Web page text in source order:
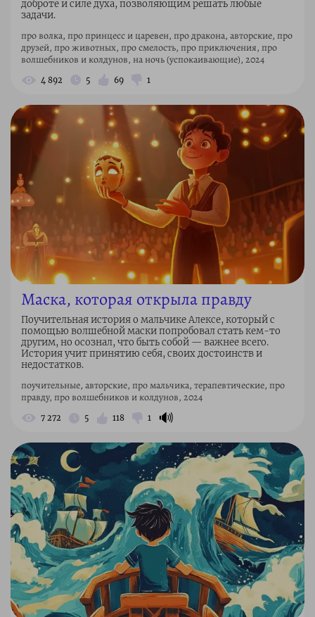
доброте и силе духа, позволяющим решать любые
задачи.
про волка, про принцесс и царевен, про дракона, авторские, про
друзей, про животных, про смелость, про приключения, про
волшебников и колдунов, на ночь (успокаивающие), 2024
4 892 5 69 1
Маска, которая открыла правду
Поучительная история о мальчике Алексе, который с
помощью волшебной маски попробовал стать кем-то
другим, но осознал, что быть собой — важнее всего.
История учит принятию себя, своих достоинств и
недостатков.
поучительные, авторские, про мальчика, терапевтические, про
правду, про волшебников и колдунов, 2024
7 272 5 118 1 🔊